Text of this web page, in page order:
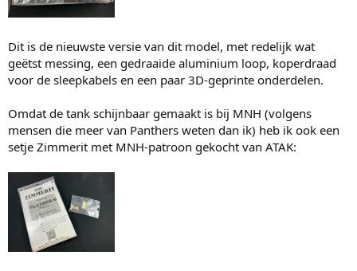
Dit is de nieuwste versie van dit model, met redelijk wat
geëtst messing, een gedraaide aluminium loop, koperdraad
voor de sleepkabels en een paar 3D-geprinte onderdelen.
Omdat de tank schijnbaar gemaakt is bij MNH (volgens
mensen die meer van Panthers weten dan ik) heb ik ook een
setje Zimmerit met MNH-patroon gekocht van ATAK: